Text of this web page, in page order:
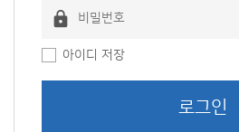
아이디 저장
로그인